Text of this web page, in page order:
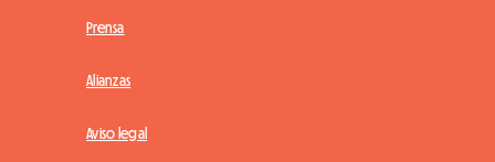
Prensa
Alianzas
Aviso legal